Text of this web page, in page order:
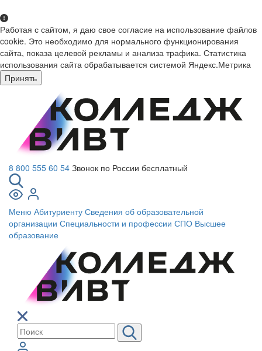
Работая с сайтом, я даю свое согласие на использование файлов
cookie. Это необходимо для нормального функционирования
сайта, показа целевой рекламы и анализа трафика. Статистика
использования сайта обрабатывается системой Яндекс.Метрика
Принять
8 800 555 60 54 Звонок по России бесплатный
Меню Абитуриенту Сведения об образовательной
организации Специальности и профессии СПО Высшее
образование